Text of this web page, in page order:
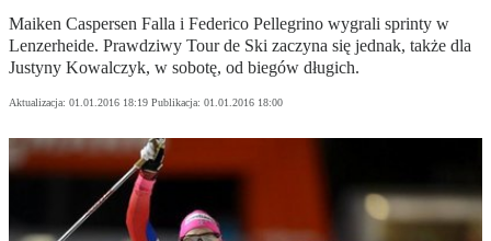
Maiken Caspersen Falla i Federico Pellegrino wygrali sprinty w
Lenzerheide. Prawdziwy Tour de Ski zaczyna się jednak, także dla
Justyny Kowalczyk, w sobotę, od biegów długich.
Aktualizacja: 01.01.2016 18:19 Publikacja: 01.01.2016 18:00